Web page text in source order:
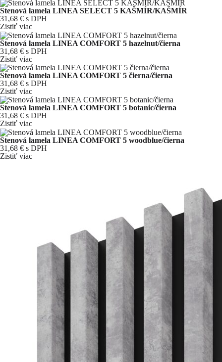
Stenová lamela LINEA SELECT 5 KAŠMÍR/KAŠMÍR
31,68 € s DPH
Zistiť viac
Stenová lamela LINEA COMFORT 5 hazelnut/čierna
31,68 € s DPH
Zistiť viac
Stenová lamela LINEA COMFORT 5 čierna/čierna
31,68 € s DPH
Zistiť viac
Stenová lamela LINEA COMFORT 5 botanic/čierna
31,68 € s DPH
Zistiť viac
Stenová lamela LINEA COMFORT 5 woodblue/čierna
31,68 € s DPH
Zistiť viac